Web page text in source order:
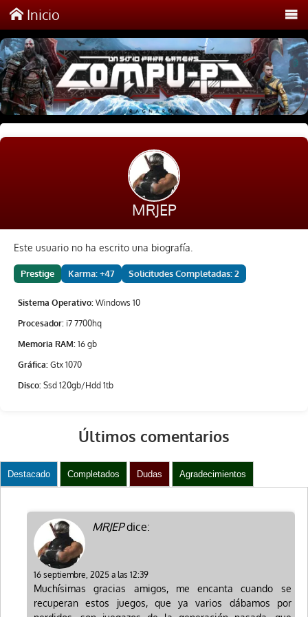
Inicio
MRJEP
Este usuario no ha escrito una biografía.
Prestige Karma: +47 Solicitudes Completadas: 2
Sistema Operativo: Windows 10
Procesador: i7 7700hq
Memoria RAM: 16 gb
Gráfica: Gtx 1070
Disco: Ssd 120gb/Hdd 1tb
Últimos comentarios
Destacado Completados Dudas Agradecimientos
MRJEPdice:
16 septiembre, 2025 a las 12:39
Muchísimas gracias amigos, me encanta cuando se
recuperan estos juegos, que ya varios dábamos por